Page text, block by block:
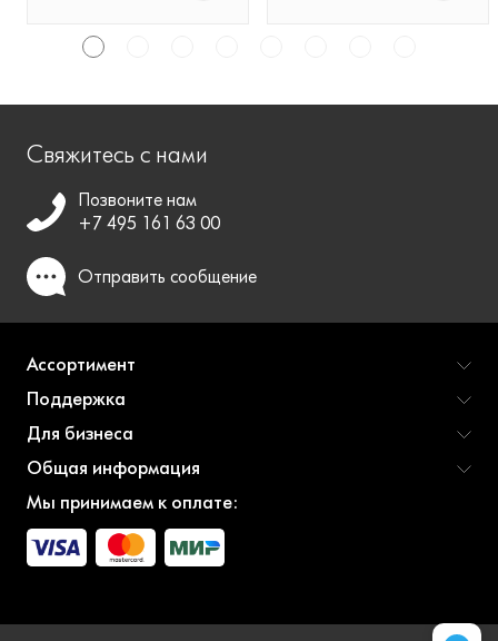
Свяжитесь с нами
Позвоните нам
+7 495 161 63 00
Отправить сообщение
Ассортимент
Поддержка
Для бизнеса
Общая информация
Мы принимаем к оплате: